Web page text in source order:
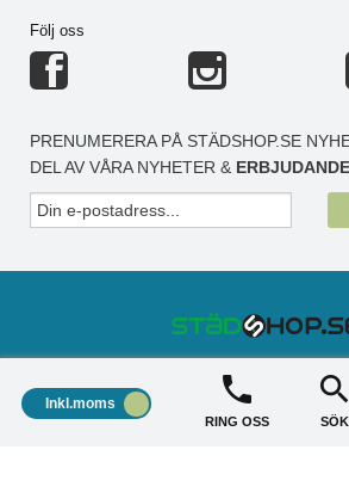
Följ oss
PRENUMERERA PÅ STÄDSHOP.SE
DEL AV VÅRA NYHETER &
STÄDSHOP
Inkl.moms
RING OSS SÖK